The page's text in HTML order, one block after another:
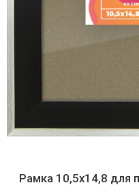
Рамка 10,5x14,8 для